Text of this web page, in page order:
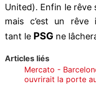
United). Enfin le rêve
mais c’est un rêve
tant le PSG ne
Articles liés
Mercato -
ouvrirait la porte